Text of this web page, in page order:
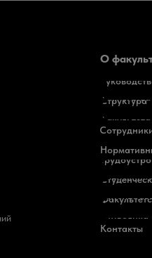
О
факультета
Структура
факультета
символика
Контакты